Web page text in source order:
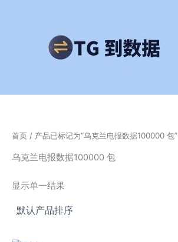
首页 / 产品已标记为“乌克兰电报数据100000 包”
乌克兰电报数据100000 包
显示单一结果